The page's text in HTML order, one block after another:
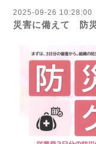
2025-09-26 10:28:00
災害に備えて 防